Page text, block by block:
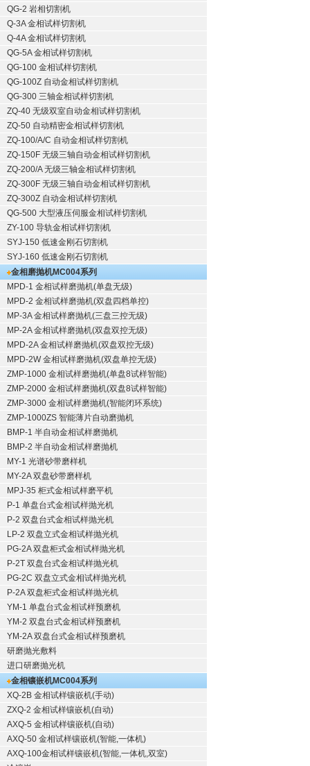
QG-2 岩相切割机
Q-3A 金相试样切割机
Q-4A 金相试样切割机
QG-5A 金相试样切割机
QG-100 金相试样切割机
QG-100Z 自动金相试样切割机
QG-300 三轴金相试样切割机
ZQ-40 无级双室自动金相试样切割机
ZQ-50 自动精密金相试样切割机
ZQ-100/A/C 自动金相试样切割机
ZQ-150F 无级三轴自动金相试样切割机
ZQ-200/A 无级三轴金相试样切割机
ZQ-300F 无级三轴自动金相试样切割机
ZQ-300Z 自动金相试样切割机
QG-500 大型液压伺服金相试样切割机
ZY-100 导轨金相试样切割机
SYJ-150 低速金刚石切割机
SYJ-160 低速金刚石切割机
金相磨抛机MC004系列
MPD-1 金相试样磨抛机(单盘无级)
MPD-2 金相试样磨抛机(双盘四档单控)
MP-3A 金相试样磨抛机(三盘三控无级)
MP-2A 金相试样磨抛机(双盘双控无级)
MPD-2A 金相试样磨抛机(双盘双控无级)
MPD-2W 金相试样磨抛机(双盘单控无级)
ZMP-1000 金相试样磨抛机(单盘8试样智能)
ZMP-2000 金相试样磨抛机(双盘8试样智能)
ZMP-3000 金相试样磨抛机(智能闭环系统)
ZMP-1000ZS 智能薄片自动磨抛机
BMP-1 半自动金相试样磨抛机
BMP-2 半自动金相试样磨抛机
MY-1 光谱砂带磨样机
MY-2A 双盘砂带磨样机
MPJ-35 柜式金相试样磨平机
P-1 单盘台式金相试样抛光机
P-2 双盘台式金相试样抛光机
LP-2 双盘立式金相试样抛光机
PG-2A 双盘柜式金相试样抛光机
P-2T 双盘台式金相试样抛光机
PG-2C 双盘立式金相试样抛光机
P-2A 双盘柜式金相试样抛光机
YM-1 单盘台式金相试样预磨机
YM-2 双盘台式金相试样预磨机
YM-2A 双盘台式金相试样预磨机
研磨抛光敷料
进口研磨抛光机
金相镶嵌机MC004系列
XQ-2B 金相试样镶嵌机(手动)
ZXQ-2 金相试样镶嵌机(自动)
AXQ-5 金相试样镶嵌机(自动)
AXQ-50 金相试样镶嵌机(智能,一体机)
AXQ-100金相试样镶嵌机(智能,一体机,双室)